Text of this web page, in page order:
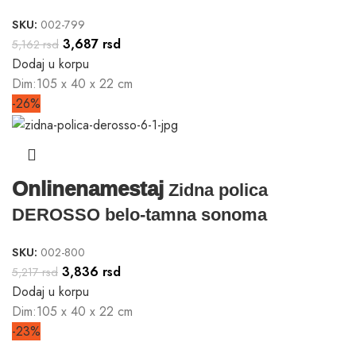
SKU: 002-799
5,162rsd 3,687 rsd
Dodaj u korpu
Dim:105 x 40 x 22 cm
-26%
Onlinenamestaj Zidna polica
DEROSSO belo-tamna sonoma
SKU: 002-800
5,217rsd 3,836 rsd
Dodaj u korpu
Dim:105 x 40 x 22 cm
-23%